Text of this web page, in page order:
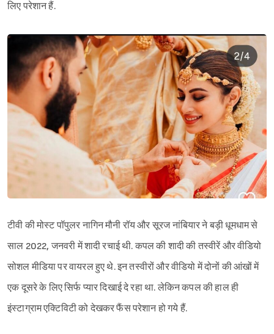
लिए परेशान हैं.
टीवी की मोस्ट पॉपुलर नागिन मौनी रॉय और सूरज नांबियार ने बड़ी धूमधाम से
साल 2022, जनवरी में शादी रचाई थी. कपल की शादी की तस्वीरें और वीडियो
सोशल मीडिया पर वायरल हुए थे. इन तस्वीरों और वीडियो में दोनों की आंखों में
एक दूसरे के लिए सिर्फ प्यार दिखाई दे रहा था. लेकिन कपल की हाल ही
इंस्टाग्राम एक्टिविटी को देखकर फैंस परेशान हो गये हैं.